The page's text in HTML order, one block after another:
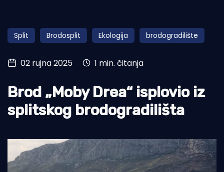
Obala
Otoci
Turizam i nautika
Pomorstvo
Ribolov
Tradicija i kultura
Split Brodosplit Ekologija brodogradilište
02 rujna 2025 1 min. čitanja
Brod „Moby Drea“ isplovio iz
splitskog brodogradilišta